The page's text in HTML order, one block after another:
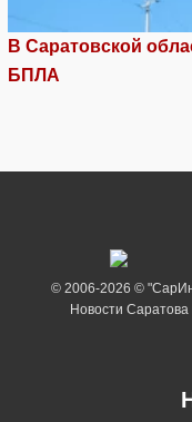
В Саратовской
БПЛА
© 2006-2026 ©
Новости Саратова